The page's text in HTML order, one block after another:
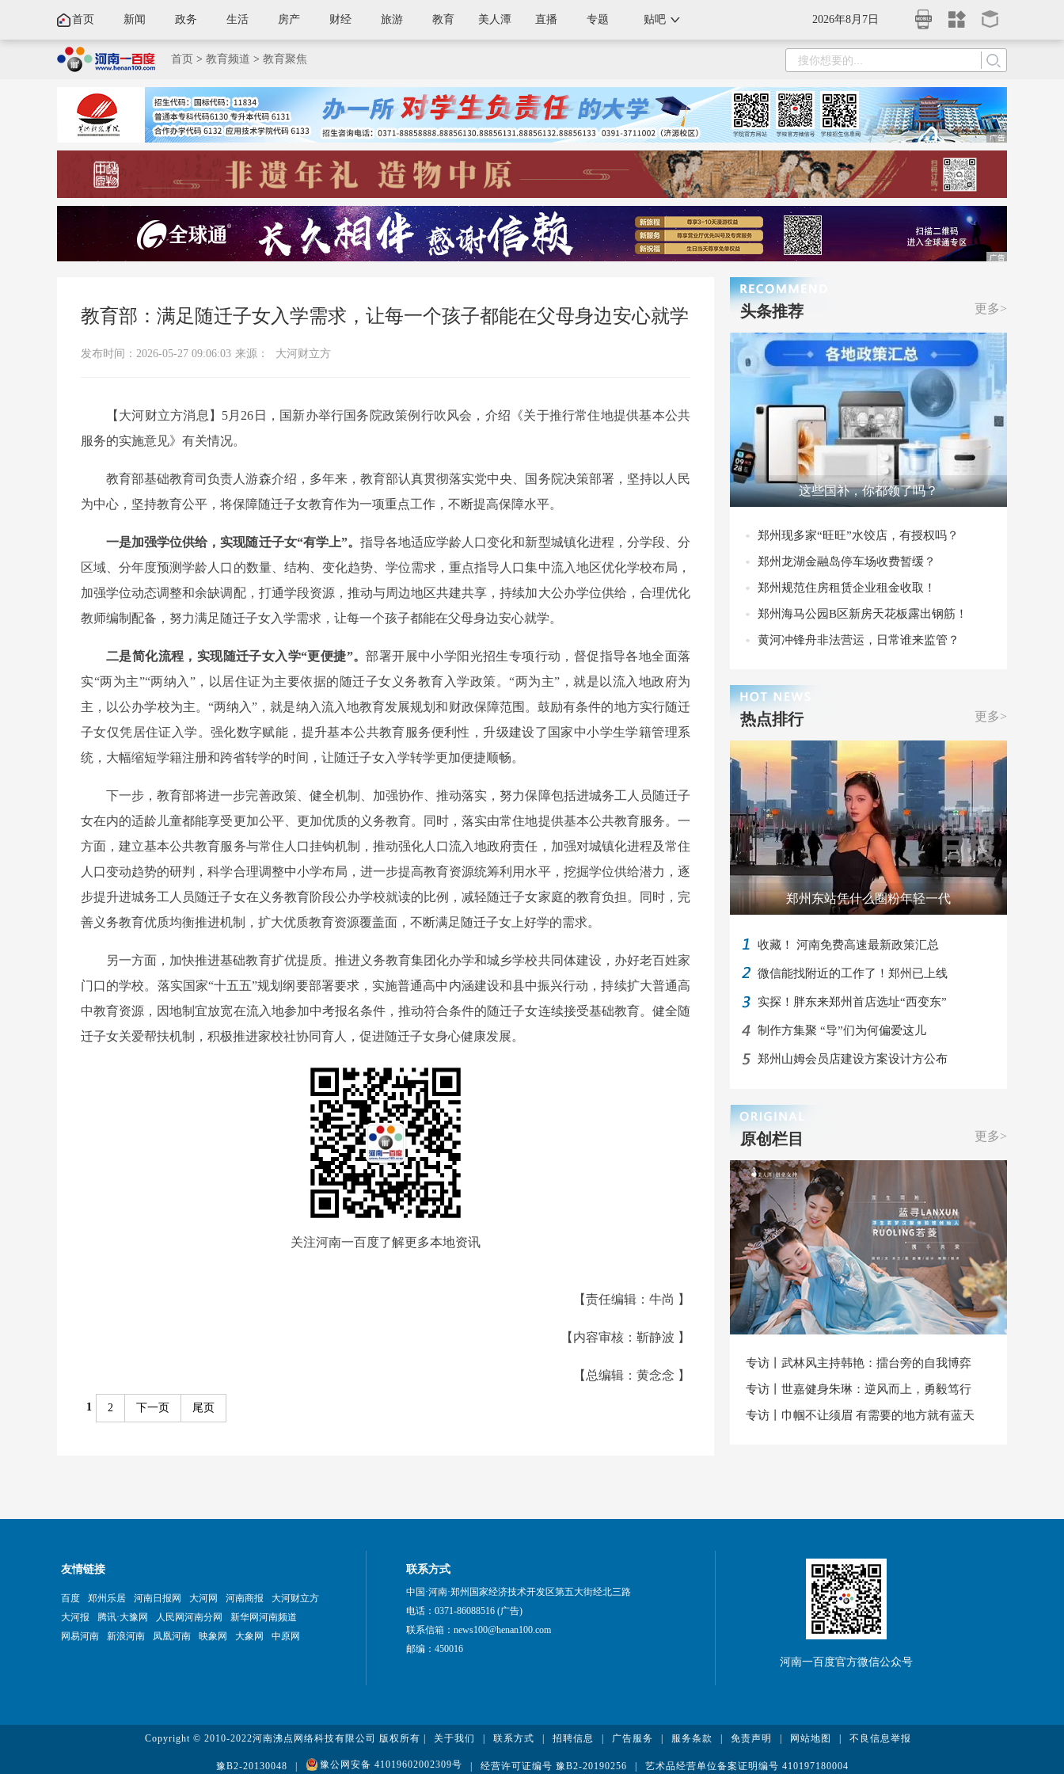
2026年8月7日
首页 新闻 政务 生活 房产 财经 旅游 教育 美人潭 直播 专题 贴吧
首页 > 教育频道 > 教育聚焦
教育部：满足随迁子女入学需求，让每一个孩子都能在父母身边安心就学
发布时间：2026-05-27 09:06:03 来源： 大河财立方
【大河财立方消息】5月26日，国新办举行国务院政策例行吹风会，介绍《关于推行常住地提供基本公共
服务的实施意见》有关情况。
教育部基础教育司负责人游森介绍，多年来，教育部认真贯彻落实党中央、国务院决策部署，坚持以人民
为中心，坚持教育公平，将保障随迁子女教育作为一项重点工作，不断提高保障水平。
一是加强学位供给，实现随迁子女“有学上”。 指导各地适应学龄人口变化和新型城镇化进程，分学段、分
区域、分年度预测学龄人口的数量、结构、变化趋势、学位需求，重点指导人口集中流入地区优化学校布局，
加强学位动态调整和余缺调配，打通学段资源，推动与周边地区共建共享，持续加大公办学位供给，合理优化
教师编制配备，努力满足随迁子女入学需求，让每一个孩子都能在父母身边安心就学。
二是简化流程，实现随迁子女入学“更便捷”。部署开展中小学阳光招生专项行动，督促指导各地全面落
实“两为主”“两纳入”，以居住证为主要依据的随迁子女义务教育入学政策。“两为主”，就是以流入地政府为
主，以公办学校为主。“两纳入”，就是纳入流入地教育发展规划和财政保障范围。鼓励有条件的地方实行随迁
子女仅凭居住证入学。强化数字赋能，提升基本公共教育服务便利性，升级建设了国家中小学生学籍管理系
统，大幅缩短学籍注册和跨省转学的时间，让随迁子女入学转学更加便捷顺畅。
下一步，教育部将进一步完善政策、健全机制、加强协作、推动落实，努力保障包括进城务工人员随迁子
女在内的适龄儿童都能享受更加公平、更加优质的义务教育。同时，落实由常住地提供基本公共教育服务。一
方面，建立基本公共教育服务与常住人口挂钩机制，推动强化人口流入地政府责任，加强对城镇化进程及常住
人口变动趋势的研判，科学合理调整中小学布局，进一步提高教育资源统筹利用水平，挖掘学位供给潜力，逐
步提升进城务工人员随迁子女在义务教育阶段公办学校就读的比例，减轻随迁子女家庭的教育负担。同时，完
善义务教育优质均衡推进机制，扩大优质教育资源覆盖面，不断满足随迁子女上好学的需求。
另一方面，加快推进基础教育扩优提质。推进义务教育集团化办学和城乡学校共同体建设，办好老百姓家
门口的学校。落实国家“十五五”规划纲要部署要求，实施普通高中内涵建设和县中振兴行动，持续扩大普通高
中教育资源，因地制宜放宽在流入地参加中考报名条件，推动符合条件的随迁子女连续接受基础教育。健全随
迁子女关爱帮扶机制，积极推进家校社协同育人，促进随迁子女身心健康发展。
关注河南一百度了解更多本地资讯
【责任编辑：牛尚 】
【内容审核：靳静波 】
【总编辑：黄念念 】
1 2 下一页 尾页
更多>
头条推荐
这些国补，你都领了吗？
郑州现多家“旺旺”水饺店，有授权吗？
郑州龙湖金融岛停车场收费暂缓？
郑州规范住房租赁企业租金收取！
郑州海马公园B区新房天花板露出钢筋！
黄河冲锋舟非法营运，日常谁来监管？
更多>
热点排行
郑州东站凭什么圈粉年轻一代
收藏！ 河南免费高速最新政策汇总
微信能找附近的工作了！郑州已上线
实探！胖东来郑州首店选址“西变东”
制作方集聚 “导”们为何偏爱这儿
郑州山姆会员店建设方案设计方公布
更多>
原创栏目
专访丨武林风主持韩艳：擂台旁的自我博弈
专访丨世嘉健身朱琳：逆风而上，勇毅笃行
专访丨巾帼不让须眉 有需要的地方就有蓝天
友情链接
百度 郑州乐居 河南日报网 大河网 河南商报
大河财立方
大河报
腾讯·大豫网 人民网河南分网
新华网河南频道
网易河南
新浪河南 凤凰河南 映象网 大象网 中原网
联系方式
中国·河南·郑州国家经济技术开发区第五大街经北三路
电话：0371-86088516 (广告)
联系信箱：news100@henan100.com
邮编：450016
河南一百度官方微信公众号
Copyright © 2010-2022河南沸点网络科技有限公司 版权所有 | 关于我们 | 联系方式 | 招聘信息 | 广告服务 | 服务条款 | 免责声明 | 网站地图 | 不良信息举报
豫B2-20130048 | 豫公网安备 41019602002309号 | 经营许可证编号 豫B2-20190256 | 艺术品经营单位备案证明编号 410197180004